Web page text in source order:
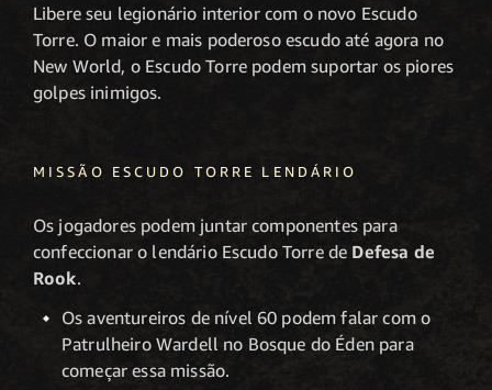
Libere seu legionário interior com o novo Escudo
Torre. O maior e mais poderoso escudo até agora no
New World, o Escudo Torre podem suportar os piores
golpes inimigos.
MISSÃO ESCUDO TORRE LENDÁRIO
Os jogadores podem juntar componentes para
confeccionar o lendário Escudo Torre de Defesa de
Rook.
Os aventureiros de nível 60 podem falar com o
Patrulheiro Wardell no Bosque do Éden para
começar essa missão.